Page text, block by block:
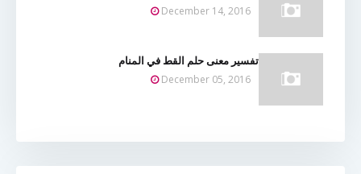
December 14, 2016
تفسير معنى حلم القط في المنام
December 05, 2016